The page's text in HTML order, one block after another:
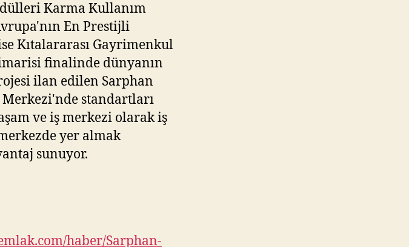
Karma Kullanım
En Prestijli
Kıtalararası Gayrimenkul
finalinde dünyanın
ilan edilen Sarphan
standartları
ve iş merkezi olarak iş
yer almak
sunuyor.
haber/Sarphan-